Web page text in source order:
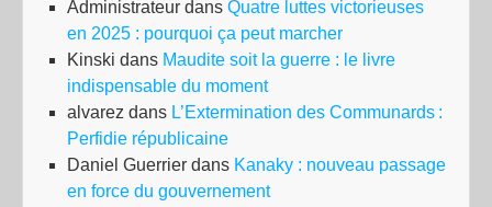
Administrateur dans Quatre luttes victorieuses
en 2025 : pourquoi ça peut marcher
Kinski dans Maudite soit la guerre : le livre
indispensable du moment
alvarez dans L’Extermination des Communards :
Perfidie républicaine
Daniel Guerrier dans Kanaky : nouveau passage
en force du gouvernement